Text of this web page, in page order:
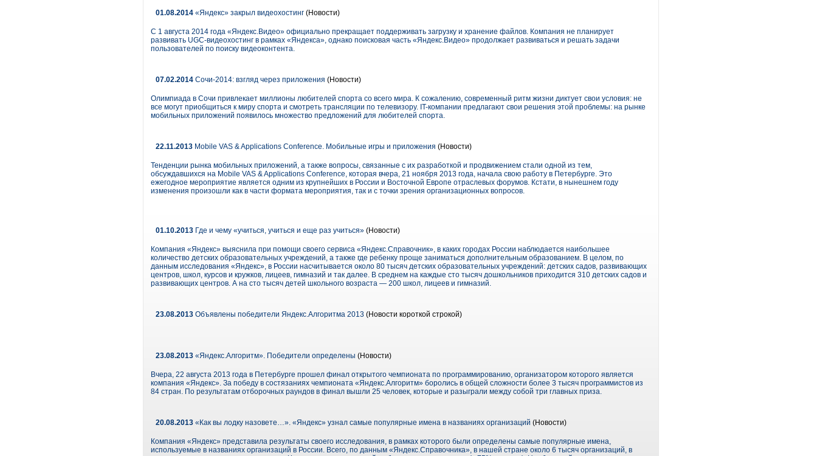
01.08.2014 «Яндекс» закрыл видеохостинг (Новости)
С 1 августа 2014 года «Яндекс.Видео» официально прекращает поддерживать загрузку и хранение файлов. Компания не планирует
развивать UGC-видеохостинг в рамках «Яндекса», однако поисковая часть «Яндекс.Видео» продолжает развиваться и решать задачи
пользователей по поиску видеоконтента.
07.02.2014 Сочи-2014: взгляд через приложения (Новости)
Олимпиада в Сочи привлекает миллионы любителей спорта со всего мира. К сожалению, современный ритм жизни диктует свои условия: не
все могут приобщиться к миру спорта и смотреть трансляции по телевизору. IT-компании предлагают свои решения этой проблемы: на рынке
мобильных приложений появилось множество предложений для любителей спорта.
22.11.2013 Mobile VAS & Applications Conference. Мобильные игры и приложения (Новости)
Тенденции рынка мобильных приложений, а также вопросы, связанные с их разработкой и продвижением стали одной из тем,
обсуждавшихся на Mobile VAS & Applications Conference, которая вчера, 21 ноября 2013 года, начала свою работу в Петербурге. Это
ежегодное мероприятие является одним из крупнейших в России и Восточной Европе отраслевых форумов. Кстати, в нынешнем году
изменения произошли как в части формата мероприятия, так и с точки зрения организационных вопросов.
01.10.2013 Где и чему «учиться, учиться и еще раз учиться» (Новости)
Компания «Яндекс» выяснила при помощи своего сервиса «Яндекс.Справочник», в каких городах России наблюдается наибольшее
количество детских образовательных учреждений, а также где ребенку проще заниматься дополнительным образованием. В целом, по
данным исследования «Яндекс», в России насчитывается около 80 тысяч детских образовательных учреждений: детских садов, развивающих
центров, школ, курсов и кружков, лицеев, гимназий и так далее. В среднем на каждые сто тысяч дошкольников приходится 310 детских садов и
развивающих центров. А на сто тысяч детей школьного возраста — 200 школ, лицеев и гимназий.
23.08.2013 Объявлены победители Яндекс.Алгоритма 2013 (Новости короткой строкой)
23.08.2013 «Яндекс.Алгоритм». Победители определены (Новости)
Вчера, 22 августа 2013 года в Петербурге прошел финал открытого чемпионата по программированию, организатором которого является
компания «Яндекс». За победу в состязаниях чемпионата «Яндекс.Алгоритм» боролись в общей сложности более 3 тысяч программистов из
84 стран. По результатам отборочных раундов в финал вышли 25 человек, которые и разыграли между собой три главных приза.
20.08.2013 «Как вы лодку назовете…». «Яндекс» узнал самые популярные имена в названиях организаций (Новости)
Компания «Яндекс» представила результаты своего исследования, в рамках которого были определены самые популярные имена,
используемые в названиях организаций в России. Всего, по данным «Яндекс.Справочника», в нашей стране около 6 тысяч организаций, в